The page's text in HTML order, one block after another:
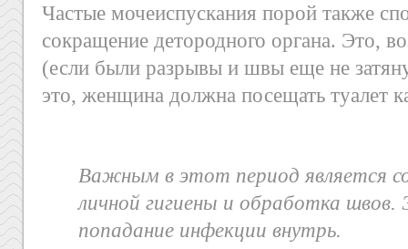
Частые мочеиспускания порой также
сокращение детородного органа. Это,
(если были разрывы и швы еще не
это, женщина должна посещать туалет
Важным в этот период является
личной гигиены и обработка
попадание инфекции внутрь.